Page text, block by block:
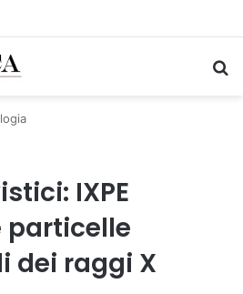
IXPE
particelle
dei raggi X